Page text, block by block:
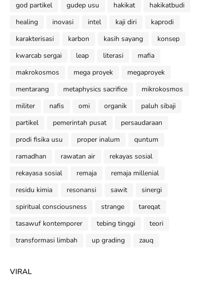
god partikel
gudep usu hakikat
hakikatbudi
healing
inovasi intel kaji diri
kaprodi
karakterisasi
karbon kasih sayang
konsep
kwarcab sergai
leap literasi
mafia
makrokosmos
mega proyek
megaproyek
mentarang
metaphysics sacrifice
mikrokosmos
militer
nafis omi organik
paluh sibaji
partikel
pemerintah pusat
persaudaraan
prodi fisika usu
proper inalum
quntum
ramadhan
rawatan air
rekayas sosial
rekayasa sosial
remaja
remaja millenial
residu kimia
resonansi sawit
sinergi
spiritual consciousness
strange
tareqat
tasawuf kontemporer
tebing tinggi
teori
transformasi limbah
up grading zauq
VIRAL